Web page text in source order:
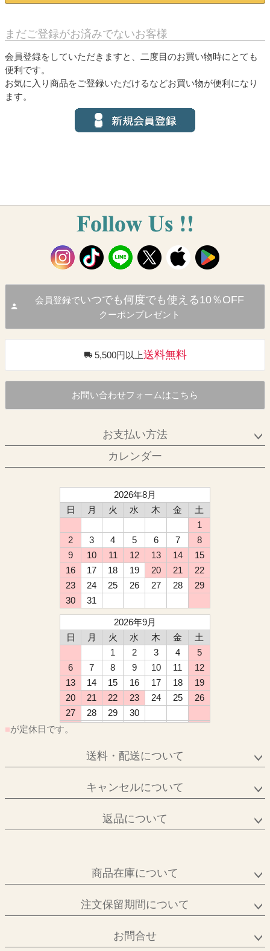
まだご登録がお済みでないお客様
会員登録をしていただきますと、二度目のお買い物時にとても
便利です。
お気に入り商品をご登録いただけるなどお買い物が便利になり
ます。
会員登録でいつでも何度でも使える10％OFF
クーポンプレゼント
5,500円以上送料無料
お問い合わせフォームはこちら
お支払い方法
カレンダー
2026年8月
日
月 火 水 木 金
土
1
2
3 4 5 6 7
8
9
10 11 12 13 14
15
16
17 18 19 20 21
22
23
24 25 26 27 28
29
30
31
2026年9月
日
月 火 水 木 金
土
1
2 3 4
5
6
7 8 9 10 11
12
13
14 15 16 17 18
19
20
21 22 23 24 25
26
27
28 29
30
■が定休日です。
送料・配送について
キャンセルについて
返品について
商品在庫について
注文保留期間について
お問合せ